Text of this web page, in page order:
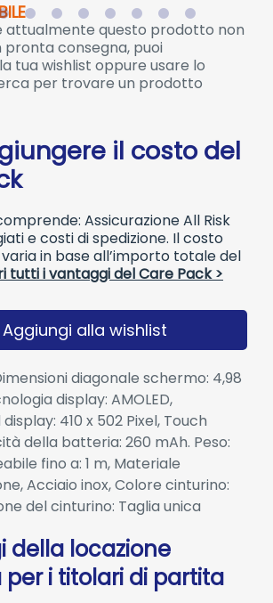
attualmente questo prodotto non
pronta consegna, puoi
tua wishlist oppure usare lo
per trovare un prodotto
il costo del
Assicurazione All Risk
e costi di spedizione. Il costo
in base all’importo totale del
tutti i vantaggi del Care Pack >
Aggiungi alla wishlist
diagonale schermo: 4,98
display: AMOLED,
410 x 502 Pixel, Touch
della batteria: 260 mAh. Peso:
fino a: 1 m, Materiale
Acciaio inox, Colore cinturino:
del cinturino: Taglia unica
della locazione
i titolari di partita